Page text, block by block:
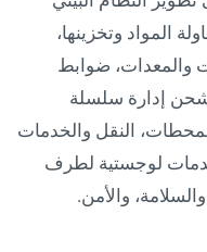
المواد وتخزينها،
والمعدات، ضوابط
إدارة سلسلة
النقل والخدمات
لوجستية لطرف
والأمن.